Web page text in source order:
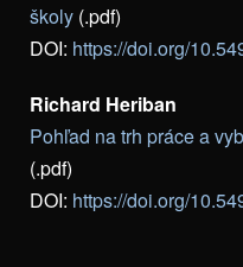
školy (.pdf)
DOI: https://doi.org/
Richard Heriban
Pohľad na trh práce a
(.pdf)
DOI: https://doi.org/